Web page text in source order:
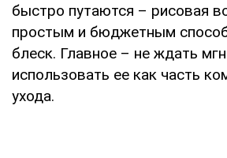
быстро путаются – рисовая
простым и бюджетным
блеск. Главное – не ждать
использовать ее как часть
ухода.